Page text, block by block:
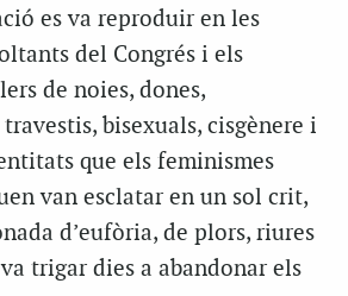
es va reproduir en les
del Congrés i els
de noies, dones,
bisexuals, cisgènere i
que els feminismes
van esclatar en un sol crit,
d’eufòria, de plors, riures
trigar dies a abandonar els